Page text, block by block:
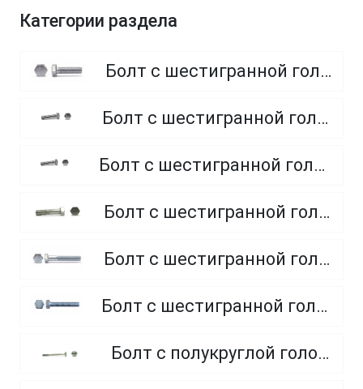
Категории раздела
Болт с шестигранной головкой, полная резьба, класс прочности 8.8
Болт с шестигранной головкой, полная резьба, класс прочности 4.8 и 5.8
Болт с шестигранной головкой, полная резьба, из нержавеющей стали A2 и A4
Болт с шестигранной головкой, неполная резьба, класс прочности 5.8
Болт с шестигранной головкой, неполная резьба, класс прочности 8.8
Болт с шестигранной головкой, полная резьба, класс прочности 10.9 и 12.9
Болт с полукруглой головкой и квадратным подголовником